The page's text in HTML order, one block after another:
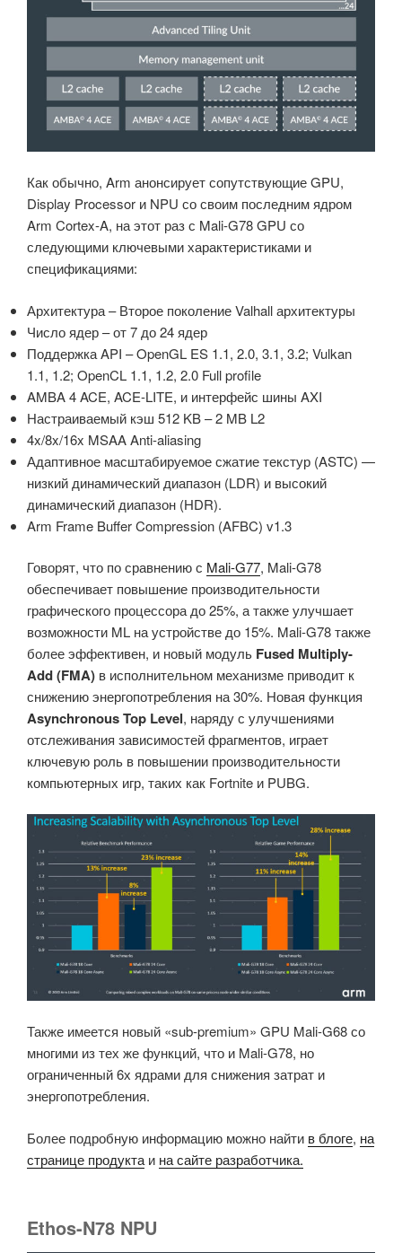
Как обычно, Arm анонсирует сопутствующие GPU,
Display Processor и NPU со своим последним ядром
Arm Cortex-A, на этот раз с Mali-G78 GPU со
следующими ключевыми характеристиками и
спецификациями:
Архитектура – Второе поколение Valhall архитектуры
Число ядер – от 7 до 24 ядер
Поддержка API – OpenGL ES 1.1, 2.0, 3.1, 3.2; Vulkan
1.1, 1.2; OpenCL 1.1, 1.2, 2.0 Full profile
AMBA 4 ACE, ACE-LITE, и интерфейс шины AXI
Настраиваемый кэш 512 KB – 2 MB L2
4x/8x/16x MSAA Anti-aliasing
Адаптивное масштабируемое сжатие текстур (ASTC) —
низкий динамический диапазон (LDR) и высокий
динамический диапазон (HDR).
Arm Frame Buffer Compression (AFBC) v1.3
Говорят, что по сравнению с Mali-G77, Mali-G78
обеспечивает повышение производительности
графического процессора до 25%, а также улучшает
возможности ML на устройстве до 15%. Mali-G78 также
более эффективен, и новый модуль Fused Multiply-
Add (FMA) в исполнительном механизме приводит к
снижению энергопотребления на 30%. Новая функция
Asynchronous Top Level, наряду с улучшениями
отслеживания зависимостей фрагментов, играет
ключевую роль в повышении производительности
компьютерных игр, таких как Fortnite и PUBG.
Также имеется новый «sub-premium» GPU Mali-G68 со
многими из тех же функций, что и Mali-G78, но
ограниченный 6х ядрами для снижения затрат и
энергопотребления.
Более подробную информацию можно найти в блоге, на
странице продукта и на сайте разработчика.
Ethos-N78 NPU